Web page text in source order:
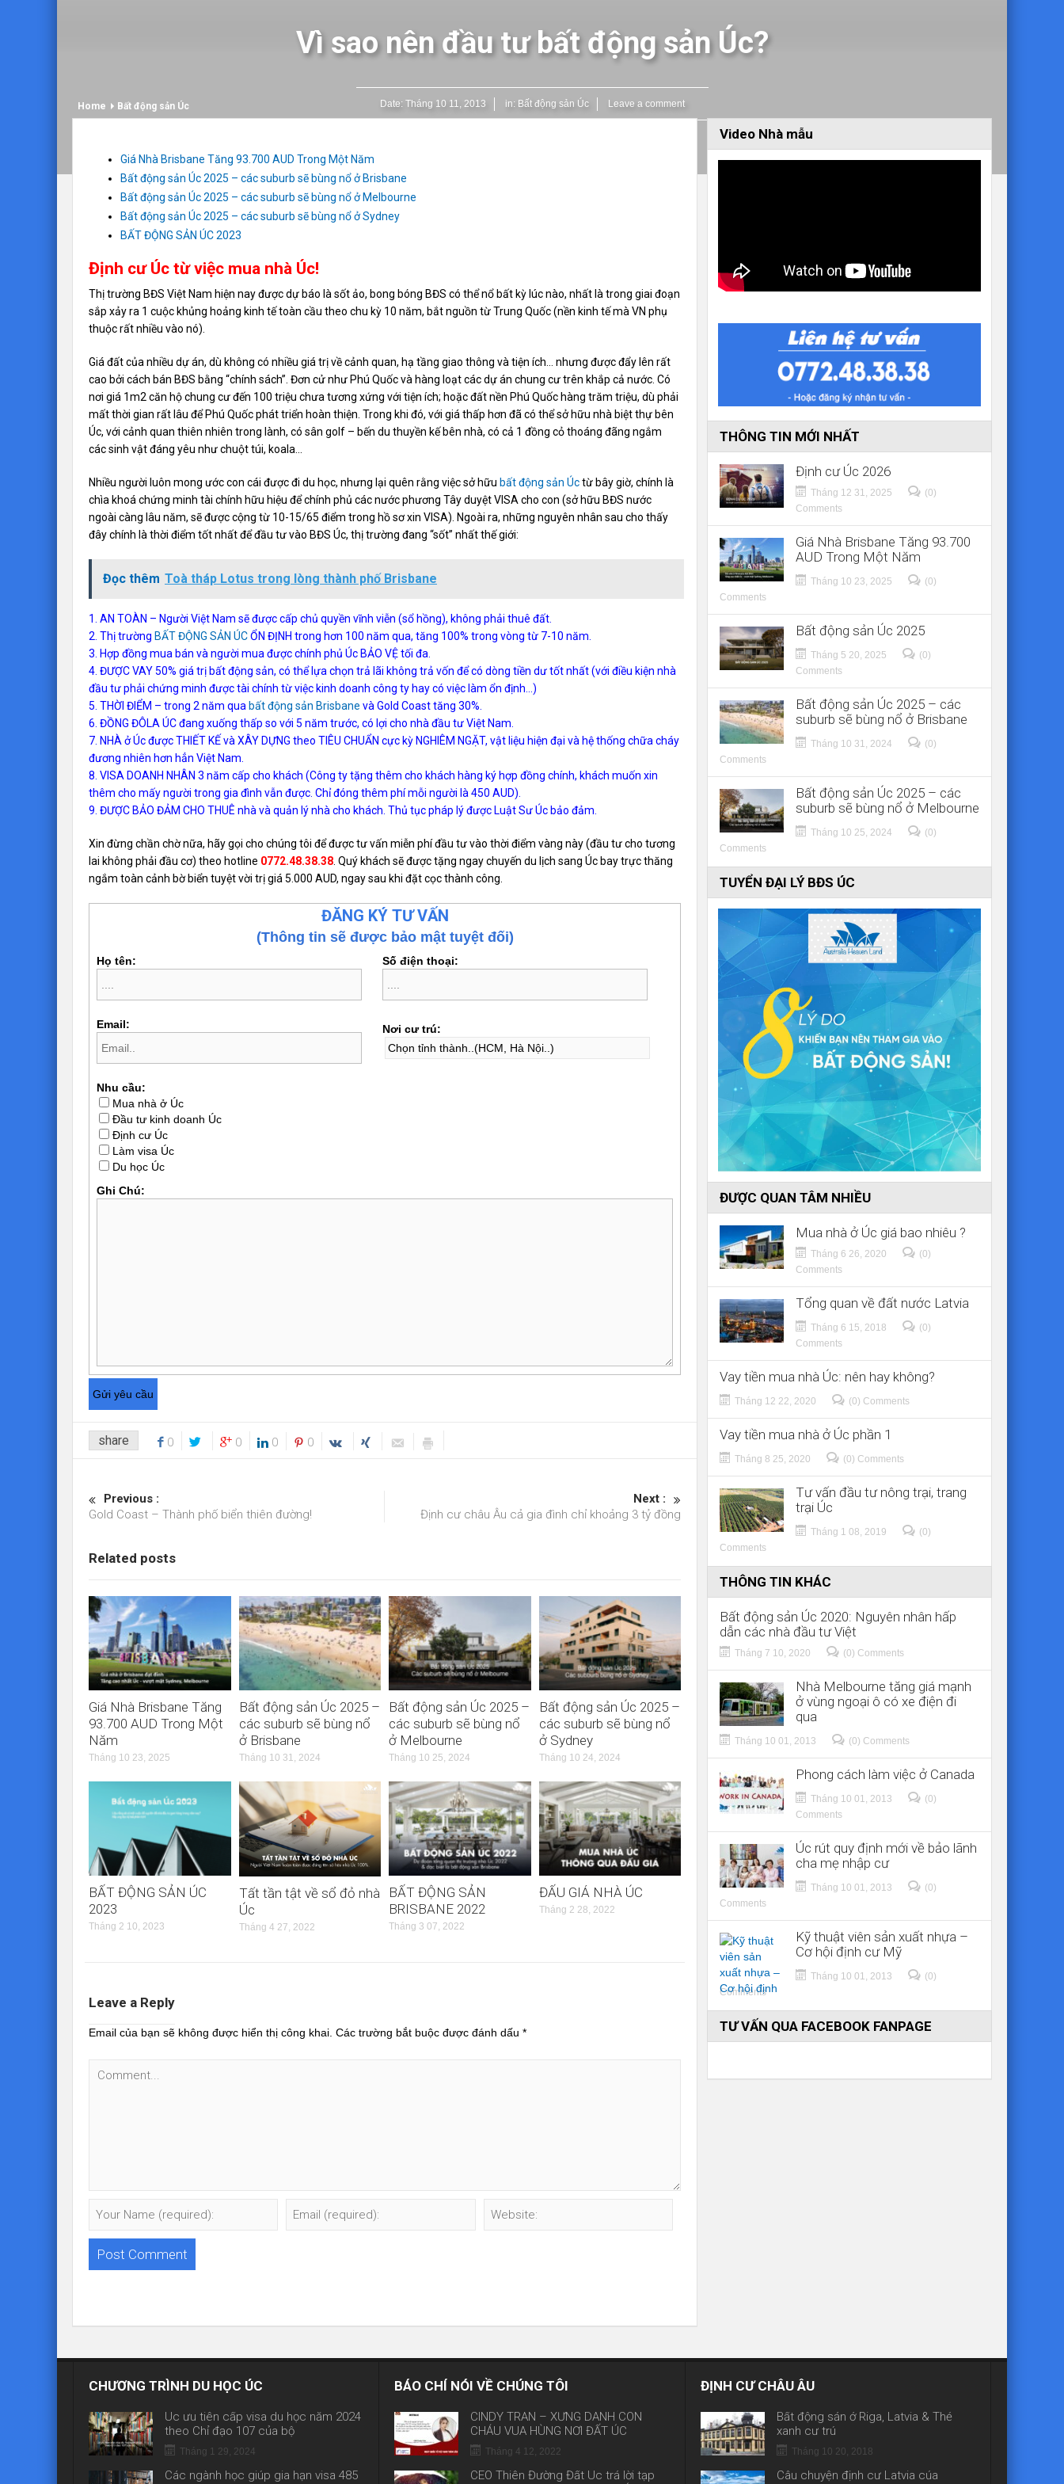
Vì sao nên đầu tư bất động sản Úc?
Date: Tháng 10 11, 2013 in: Bất động sản Úc Leave a comment
Home Bất động sản Úc
Giá Nhà Brisbane Tăng 93.700 AUD Trong Một Năm
Bất động sản Úc 2025 – các suburb sẽ bùng nổ ở Brisbane
Bất động sản Úc 2025 – các suburb sẽ bùng nổ ở Melbourne
Bất động sản Úc 2025 – các suburb sẽ bùng nổ ở Sydney
BẤT ĐỘNG SẢN ÚC 2023
Định cư Úc từ việc mua nhà Úc!
Thị trường BĐS Việt Nam hiện nay được dự báo là sốt ảo, bong bóng BĐS có thể nổ bất kỳ lúc nào, nhất là trong giai đoạn
sắp xảy ra 1 cuộc khủng hoảng kinh tế toàn cầu theo chu kỳ 10 năm, bắt nguồn từ Trung Quốc (nền kinh tế mà VN phụ
thuộc rất nhiều vào nó).
Giá đất của nhiều dự án, dù không có nhiều giá trị về cảnh quan, hạ tầng giao thông và tiện ích… nhưng được đẩy lên rất
cao bởi cách bán BĐS bằng “chính sách”. Đơn cử như Phú Quốc và hàng loạt các dự án chung cư trên khắp cả nước. Có
nơi giá 1m2 căn hộ chung cư đến 100 triệu chưa tương xứng với tiện ích; hoặc đất nền Phú Quốc hàng trăm triệu, dù phải
mất thời gian rất lâu để Phú Quốc phát triển hoàn thiện. Trong khi đó, với giá thấp hơn đã có thể sở hữu nhà biệt thự bên
Úc, với cảnh quan thiên nhiên trong lành, có sân golf – bến du thuyền kế bên nhà, có cả 1 đồng cỏ thoáng đãng ngắm
các sinh vật đáng yêu như chuột túi, koala…
Nhiều người luôn mong ước con cái được đi du học, nhưng lại quên rằng việc sở hữu bất động sản Úctừ bây giờ, chính là
chìa khoá chứng minh tài chính hữu hiệu để chính phủ các nước phương Tây duyệt VISA cho con (sở hữu BĐS nước
ngoài càng lâu năm, sẽ được cộng từ 10-15/65 điểm trong hồ sơ xin VISA). Ngoài ra, những nguyên nhân sau cho thấy
đây chính là thời điểm tốt nhất để đầu tư vào BĐS Úc, thị trường đang “sốt” nhất thế giới:
Đọc thêm Toà tháp Lotus trong lòng thành phố Brisbane
1. AN TOÀN – Người Việt Nam sẽ được cấp chủ quyền vĩnh viễn (sổ hồng), không phải thuê đất.
2. Thị trường BẤT ĐỘNG SẢN ÚCỔN ĐỊNH trong hơn 100 năm qua, tăng 100% trong vòng từ 7-10 năm.
3. Hợp đồng mua bán và người mua được chính phủ Úc BẢO VỆ tối đa.
4. ĐƯỢC VAY 50% giá trị bất động sản, có thể lựa chọn trả lãi không trả vốn để có dòng tiền dư tốt nhất (với điều kiện nhà
đầu tư phải chứng minh được tài chính từ việc kinh doanh công ty hay có việc làm ổn định…)
5. THỜI ĐIỂM – trong 2 năm qua bất động sản Brisbane và Gold Coast tăng 30%.
6. ĐỒNG ĐÔLA ÚC đang xuống thấp so với 5 năm trước, có lợi cho nhà đầu tư Việt Nam.
7. NHÀ ở Úc được THIẾT KẾ và XÂY DỰNG theo TIÊU CHUẨN cực kỳ NGHIÊM NGẶT, vật liệu hiện đại và hệ thống chữa cháy
đương nhiên hơn hẳn Việt Nam.
8. VISA DOANH NHÂN 3 năm cấp cho khách (Công ty tặng thêm cho khách hàng ký hợp đồng chính, khách muốn xin
thêm cho mấy người trong gia đình vẫn được. Chỉ đóng thêm phí mỗi người là 450 AUD).
9. ĐƯỢC BẢO ĐẢM CHO THUÊ nhà và quản lý nhà cho khách. Thủ tục pháp lý được Luật Sư Úc bảo đảm.
Xin đừng chần chờ nữa, hãy gọi cho chúng tôi để được tư vấn miễn phí đầu tư vào thời điểm vàng này (đầu tư cho tương
lai không phải đầu cơ) theo hotline 0772.48.38.38 . Quý khách sẽ được tặng ngay chuyến du lịch sang Úc bay trực thăng
ngắm toàn cảnh bờ biển tuyệt vời trị giá 5.000 AUD, ngay sau khi đặt cọc thành công.
ĐĂNG KÝ TƯ VẤN
(Thông tin sẽ được bảo mật tuyệt đối)
Họ tên: Số điện thoại:
Email: Nơi cư trú:
Nhu cầu:
Mua nhà ở Úc
Đầu tư kinh doanh Úc
Định cư Úc
Làm visa Úc
Du học Úc
Ghi Chú:
share 0 0 0 0
Previous :
Gold Coast – Thành phố biển thiên đường!
Next :
Định cư châu Âu cả gia đình chỉ khoảng 3 tỷ đồng
Related posts
Giá Nhà Brisbane Tăng
93.700 AUD Trong Một
Năm
Tháng 10 23, 2025
Bất động sản Úc 2025 –
các suburb sẽ bùng nổ
ở Brisbane
Tháng 10 31, 2024
Bất động sản Úc 2025 –
các suburb sẽ bùng nổ
ở Melbourne
Tháng 10 25, 2024
Bất động sản Úc 2025 –
các suburb sẽ bùng nổ
ở Sydney
Tháng 10 24, 2024
BẤT ĐỘNG SẢN ÚC
2023
Tháng 2 10, 2023
Tất tần tật về sổ đỏ nhà
Úc
Tháng 4 27, 2022
BẤT ĐỘNG SẢN
BRISBANE 2022
Tháng 3 07, 2022
ĐẤU GIÁ NHÀ ÚC
Tháng 2 28, 2022
Leave a Reply
Email của bạn sẽ không được hiển thị công khai. Các trường bắt buộc được đánh dấu *
Video Nhà mẫu
THÔNG TIN MỚI NHẤT
Định cư Úc 2026
Tháng 12 31, 2025
(0)
Comments
Giá Nhà Brisbane Tăng 93.700
AUD Trong Một Năm
Tháng 10 23, 2025
(0)
Comments
Bất động sản Úc 2025
Tháng 5 20, 2025
(0)
Comments
Bất động sản Úc 2025 – các
suburb sẽ bùng nổ ở Brisbane
Tháng 10 31, 2024
(0)
Comments
Bất động sản Úc 2025 – các
suburb sẽ bùng nổ ở Melbourne
Tháng 10 25, 2024
(0)
Comments
TUYỂN ĐẠI LÝ BĐS ÚC
ĐƯỢC QUAN TÂM NHIỀU
Mua nhà ở Úc giá bao nhiêu ?
Tháng 6 26, 2020
(0)
Comments
Tổng quan về đất nước Latvia
Tháng 6 15, 2018
(0)
Comments
Vay tiền mua nhà Úc: nên hay không?
Tháng 12 22, 2020 (0) Comments
Vay tiền mua nhà ở Úc phần 1
Tháng 8 25, 2020 (0) Comments
Tư vấn đầu tư nông trại, trang
trại Úc
Tháng 1 08, 2019
(0)
Comments
THÔNG TIN KHÁC
Bất động sản Úc 2020: Nguyên nhân hấp
dẫn các nhà đầu tư Việt
Tháng 7 10, 2020 (0) Comments
Nhà Melbourne tăng giá mạnh
ở vùng ngoại ô có xe điện đi
qua
Tháng 10 01, 2013 (0) Comments
Phong cách làm việc ở Canada
Tháng 10 01, 2013
(0)
Comments
Úc rút quy định mới về bảo lãnh
cha mẹ nhập cư
Tháng 10 01, 2013
(0)
Comments
Kỹ thuật viên sản xuất nhựa –
Cơ hội định cư Mỹ
Tháng 10 01, 2013
(0)
Comments
TƯ VẤN QUA FACEBOOK FANPAGE
CHƯƠNG TRÌNH DU HỌC ÚC
Úc ưu tiên cấp visa du học năm 2024
theo Chỉ đạo 107 của bộ
Tháng 1 29, 2024
Các ngành học giúp gia hạn visa 485
BÁO CHÍ NÓI VỀ CHÚNG TÔI
CINDY TRẦN – XỨNG DANH CON
CHÁU VUA HÙNG NƠI ĐẤT ÚC
Tháng 4 12, 2022
CEO Thiên Đường Đất Úc trả lời tạp
ĐỊNH CƯ CHÂU ÂU
Bất động sản ở Riga, Latvia & Thẻ
xanh cư trú
Tháng 10 20, 2018
Câu chuyện định cư Latvia của